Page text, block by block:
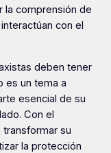
la comprensión de
con el
deben tener
es un tema a
esencial de su
Con el
su
la protección